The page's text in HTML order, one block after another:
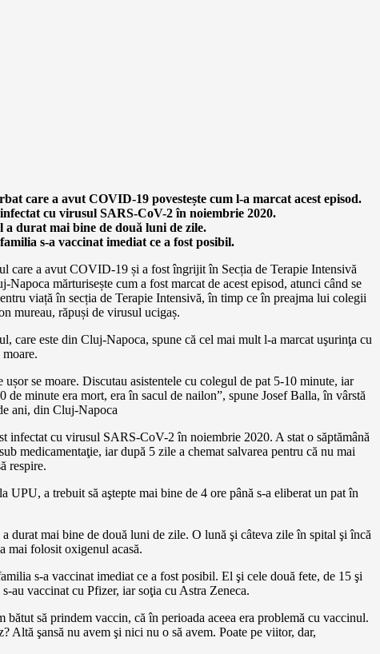
care a avut COVID-19 povestește cum l-a marcat acest episod.
cu virusul SARS-CoV-2 în noiembrie 2020.
a durat mai bine de două luni de zile.
s-a vaccinat imediat ce a fost posibil.
care a avut COVID-19 și a fost îngrijit în Secția de Terapie Intensivă
Napoca mărturisește cum a fost marcat de acest episod, atunci când se
viață în secția de Terapie Intensivă, în timp ce în preajma lui colegii
mureau, răpuși de virusul ucigaș.
care este din Cluj-Napoca, spune că cel mai mult l-a marcat uşurinţa cu
moare.
ușor se moare. Discutau asistentele cu colegul de pat 5-10 minute, iar
de minute era mort, era în sacul de nailon”, spune Josef Balla, în vârstă
ani, din Cluj-Napoca
infectat cu virusul SARS-CoV-2 în noiembrie 2020. A stat o săptămână
medicamentaţie, iar după 5 zile a chemat salvarea pentru că nu mai
respire.
UPU, a trebuit să aştepte mai bine de 4 ore până s-a eliberat un pat în
durat mai bine de două luni de zile. O lună şi câteva zile în spital şi încă
mai folosit oxigenul acasă.
s-a vaccinat imediat ce a fost posibil. El şi cele două fete, de 15 şi
s-au vaccinat cu Pfizer, iar soţia cu Astra Zeneca.
bătut să prindem vaccin, că în perioada aceea era problemă cu vaccinul.
Altă şansă nu avem şi nici nu o să avem. Poate pe viitor, dar,